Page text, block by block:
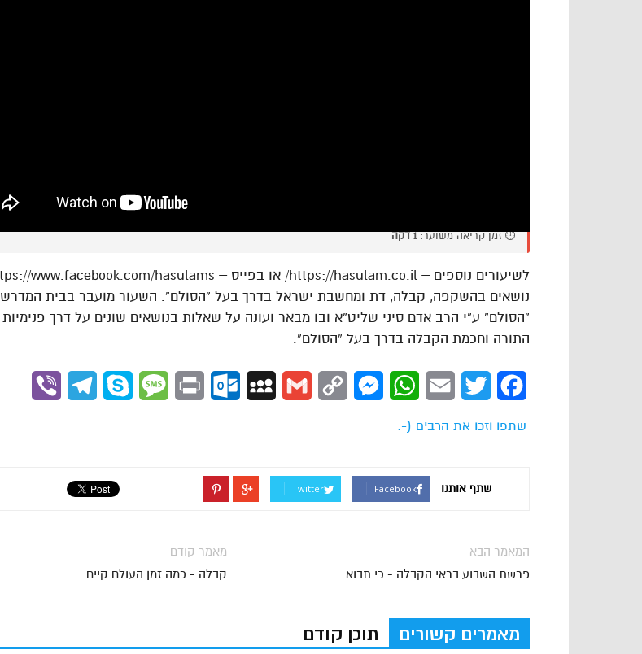
⏱️ זמן קריאה משוער:1 דקה
לשיעורים נוספים – https://hasulam.co.il/ או בפייס – https://www.facebook.com/hasulams
נושאים בהשקפה, קבלה, דת ומחשבת ישראל בדרך בעל “הסולם”. השעור מועבר בבית המדרש
“הסולם” ע”י הרב אדם סיני שליט”א ובו מבאר ועונה על שאלות בנושאים שונים על דרך פנימיות
התורה וחכמת הקבלה בדרך בעל “הסולם”.
Facebook
Twitter
Email
WhatsApp
Messenger
Copy
Gmail
MySpace
Outlook.com
Print
Message
Skype
Telegram
שתפו וזכו את הרבים (-:
שתף אותנו Facebook
Twitter
מאמר קודם
קבלה - כמה זמן העולם קיים
המאמר הבא
פרשת השבוע בראי הקבלה - כי תבוא
מאמרים קשורים תוכן קודם